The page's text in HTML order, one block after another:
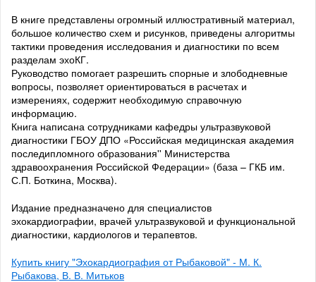
В книге представлены огромный иллюстративный материал,
большое количество схем и рисунков, приведены алгоритмы
тактики проведения исследования и диагностики по всем
разделам эхоКГ.
Руководство помогает разрешить спорные и злободневные
вопросы, позволяет ориентироваться в расчетах и
измерениях, содержит необходимую справочную
информацию.
Книга написана сотрудниками кафедры ультразвуковой
диагностики ГБОУ ДПО «Российская медицинская академия
последипломного образования'' Министерства
здравоохранения Российской Федерации» (база – ГКБ им.
С.П. Боткина, Москва).
Издание предназначено для специалистов
эхокардиографии, врачей ультразвуковой и функциональной
диагностики, кардиологов и терапевтов.
Купить книгу "Эхокардиография от Рыбаковой" - М. К.
Рыбакова, В. В. Митьков